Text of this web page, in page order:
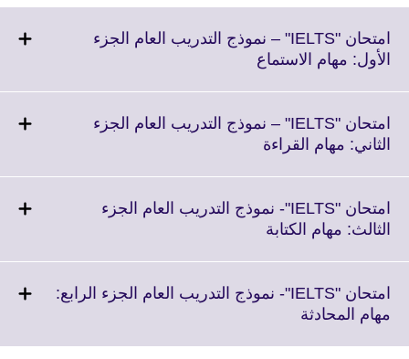
امتحان "IELTS" – نموذج التدريب العام الجزء
الأول: مهام الاستماع
More
امتحان "IELTS" – نموذج التدريب العام الجزء
الثاني: مهام القراءة
More
امتحان "IELTS"- نموذج التدريب العام الجزء
الثالث: مهام الكتابة
More
امتحان "IELTS"- نموذج التدريب العام الجزء الرابع:
مهام المحادثة